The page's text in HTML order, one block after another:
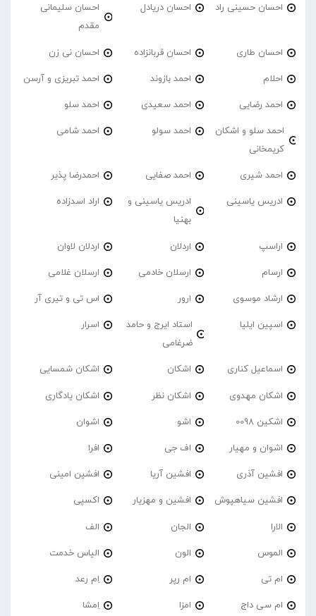
احسان حسینی راد احسان دریادل
احسان سلیمانی
مقدم
احسان طاری احسان قربانزاده احسان نی زن
احلام احمد بازوند احمد تبریزی و آرسن
احمد‌ رضایی احمد سعیدی احمد سلو
احمد سلو و اشکان
کریمخانی
احمد سولو احمد شامی
احمد شیری احمد صفایی احمدرضا پذیر
ادریس یاسینی
ادریس یاسینی و
بهنیا
اراد اسدزاده
اراسپ اردلان اردلان لاوان
ارسام ارسلان خادمی ارسلان غلامی
ارشاد موسوی ارور اس تی و تیری آر
اسپین ایلیا
استاد ایرج و حامد
ضرغامی
اسرار
اسماعیل کناری اشکان اشکان شمسایی
اشکان مهدوی اشکان نظر اشکان یادگاری
اشکین 0098 اشو اشوان
اشوان و مهیار اف جی افرا
افشین آذری افشین آریا افشین امینی
افشین سیاهپوش افشین و مهزیار اکسپی
الارا الجان الف
الموس الون الیاس خدمت
ام تی ام رپر اِم رعد
ام سی داج امزا اِمشا